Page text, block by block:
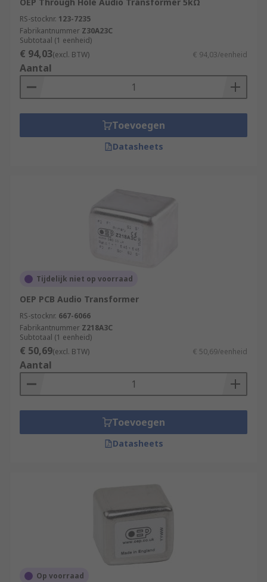
RS-stocknr. 123-7235
Fabrikantnummer Z30A23C
Subtotaal (1 eenheid)
€ 94,03(excl. BTW) € 94,03/eenheid
Aantal
Toevoegen
Datasheets
Tijdelijk niet op voorraad
OEP PCB Audio Transformer
RS-stocknr. 667-6066
Fabrikantnummer Z218A3C
Subtotaal (1 eenheid)
€ 50,69(excl. BTW) € 50,69/eenheid
Aantal
Toevoegen
Datasheets
Op voorraad